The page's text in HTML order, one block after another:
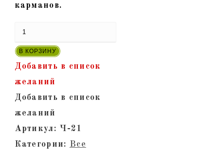
карманов.
Количество
товара
"Русалка-21"-
В КОРЗИНУ
Добавить в список
желаний
Добавить в список
желаний
Артикул: Ч-21
Категории:
Все